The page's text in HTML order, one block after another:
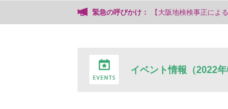
緊急の呼びかけ： 【大阪地検検事正に
イベント情報（2022年